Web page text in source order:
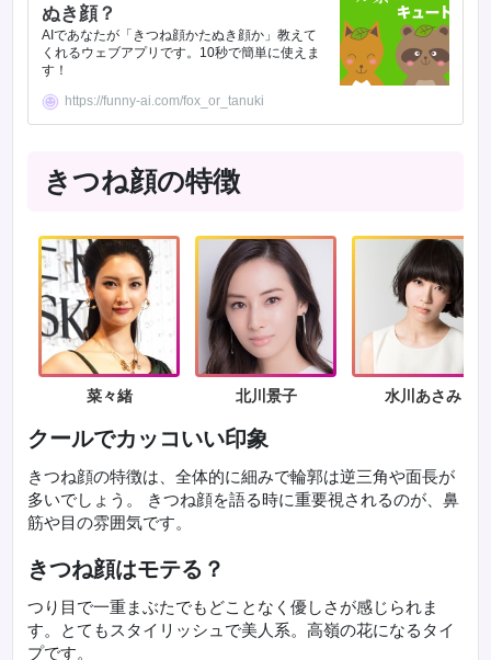
ぬき顔？
AIであなたが「きつね顔かたぬき顔か」教えて
くれるウェブアプリです。10秒で簡単に使えま
す！
https://funny-ai.com/fox_or_tanuki
きつね顔の特徴
菜々緒 北川景子 水川あさみ
クールでカッコいい印象
きつね顔の特徴は、全体的に細みで輪郭は逆三角や面長が
多いでしょう。 きつね顔を語る時に重要視されるのが、鼻
筋や目の雰囲気です。
きつね顔はモテる？
つり目で一重まぶたでもどことなく優しさが感じられま
す。とてもスタイリッシュで美人系。高嶺の花になるタイ
プです。